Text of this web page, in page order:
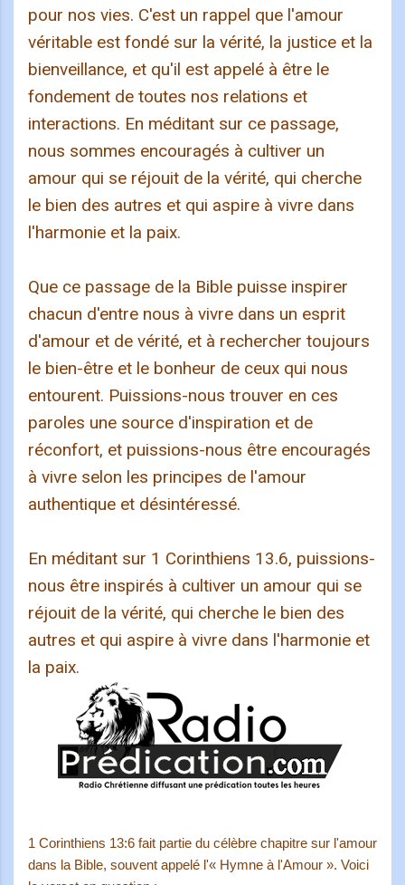
pour nos vies. C'est un rappel que l'amour
véritable est fondé sur la vérité, la justice et la
bienveillance, et qu'il est appelé à être le
fondement de toutes nos relations et
interactions. En méditant sur ce passage,
nous sommes encouragés à cultiver un
amour qui se réjouit de la vérité, qui cherche
le bien des autres et qui aspire à vivre dans
l'harmonie et la paix.
Que ce passage de la Bible puisse inspirer
chacun d'entre nous à vivre dans un esprit
d'amour et de vérité, et à rechercher toujours
le bien-être et le bonheur de ceux qui nous
entourent. Puissions-nous trouver en ces
paroles une source d'inspiration et de
réconfort, et puissions-nous être encouragés
à vivre selon les principes de l'amour
authentique et désintéressé.
En méditant sur 1 Corinthiens 13.6, puissions-
nous être inspirés à cultiver un amour qui se
réjouit de la vérité, qui cherche le bien des
autres et qui aspire à vivre dans l'harmonie et
la paix.
1 Corinthiens 13:6 fait partie du célèbre chapitre sur l'amour
dans la Bible, souvent appelé l'« Hymne à l'Amour ». Voici